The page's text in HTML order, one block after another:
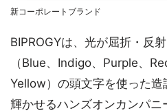
新コーポレートブランド
BIPROGYは、光が屈折・反
（Blue、Indigo、Purple、
Yellow）の頭文字を使った
輝かせるハンズオンカンパ